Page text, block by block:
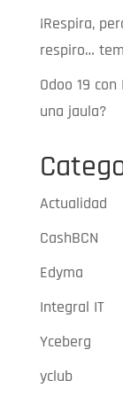
¡Respira,
respiro…
Odoo 19
una jaula?
Actualidad
CashBCN
Edyma
Integral IT
Yceberg
yclub